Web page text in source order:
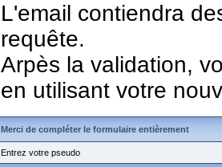
L'email contiendra
requête.
Arpès la validation,
en utilisant votre
Merci de compléter le formulaire entièrement
Entrez votre pseudo